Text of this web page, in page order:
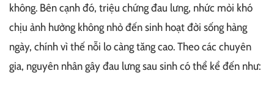
không. Bên cạnh đó, triệu chứng đau lưng, nhức mỏi khó
chịu ảnh hưởng không nhỏ đến sinh hoạt đời sống hàng
ngày, chính vì thế nỗi lo càng tăng cao. Theo các chuyên
gia, nguyên nhân gây đau lưng sau sinh có thể kể đến như: